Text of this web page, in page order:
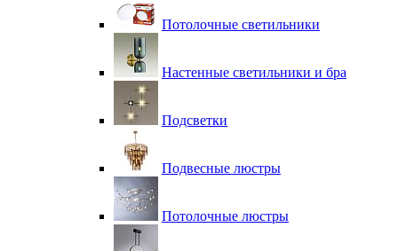
Потолочные светильники
Настенные светильники и бра
Подсветки
Подвесные люстры
Потолочные люстры